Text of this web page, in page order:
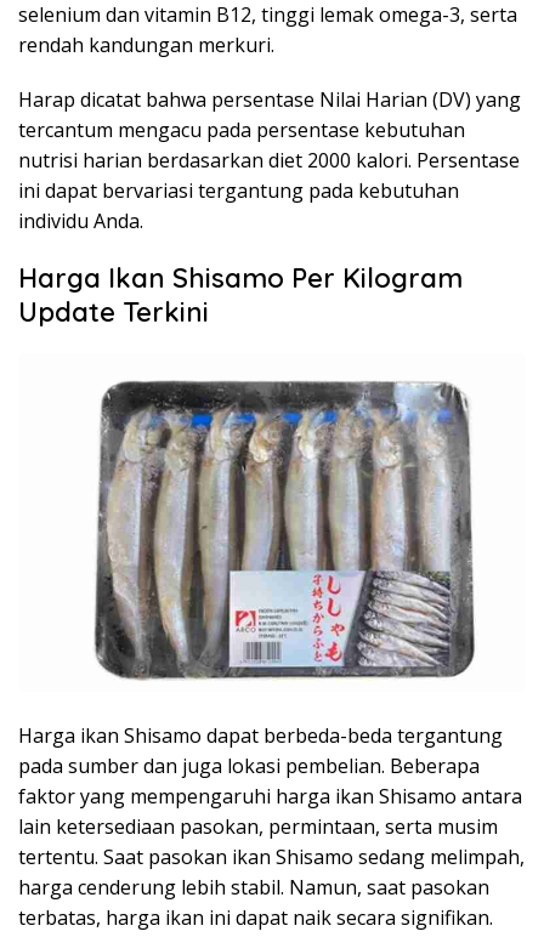
selenium dan vitamin B12, tinggi lemak omega-3, serta
rendah kandungan merkuri.
Harap dicatat bahwa persentase Nilai Harian (DV) yang
tercantum mengacu pada persentase kebutuhan
nutrisi harian berdasarkan diet 2000 kalori. Persentase
ini dapat bervariasi tergantung pada kebutuhan
individu Anda.
Harga Ikan Shisamo Per Kilogram
Update Terkini
Harga ikan Shisamo dapat berbeda-beda tergantung
pada sumber dan juga lokasi pembelian. Beberapa
faktor yang mempengaruhi harga ikan Shisamo antara
lain ketersediaan pasokan, permintaan, serta musim
tertentu. Saat pasokan ikan Shisamo sedang melimpah,
harga cenderung lebih stabil. Namun, saat pasokan
terbatas, harga ikan ini dapat naik secara signifikan.